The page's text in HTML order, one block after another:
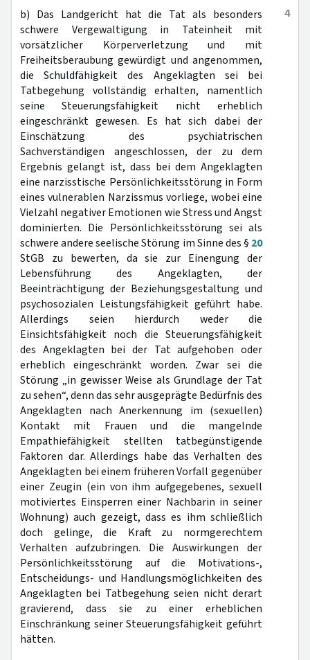
4
b) Das Landgericht hat die Tat als besonders
schwere Vergewaltigung in Tateinheit mit
vorsätzlicher Körperverletzung und mit
Freiheitsberaubung gewürdigt und angenommen,
die Schuldfähigkeit des Angeklagten sei bei
Tatbegehung vollständig erhalten, namentlich
seine Steuerungsfähigkeit nicht erheblich
eingeschränkt gewesen. Es hat sich dabei der
Einschätzung des psychiatrischen
Sachverständigen angeschlossen, der zu dem
Ergebnis gelangt ist, dass bei dem Angeklagten
eine narzisstische Persönlichkeitsstörung in Form
eines vulnerablen Narzissmus vorliege, wobei eine
Vielzahl negativer Emotionen wie Stress und Angst
dominierten. Die Persönlichkeitsstörung sei als
schwere andere seelische Störung im Sinne des § 20
StGB zu bewerten, da sie zur Einengung der
Lebensführung des Angeklagten, der
Beeinträchtigung der Beziehungsgestaltung und
psychosozialen Leistungsfähigkeit geführt habe.
Allerdings seien hierdurch weder die
Einsichtsfähigkeit noch die Steuerungsfähigkeit
des Angeklagten bei der Tat aufgehoben oder
erheblich eingeschränkt worden. Zwar sei die
Störung „in gewisser Weise als Grundlage der Tat
zu sehen“, denn das sehr ausgeprägte Bedürfnis des
Angeklagten nach Anerkennung im (sexuellen)
Kontakt mit Frauen und die mangelnde
Empathiefähigkeit stellten tatbegünstigende
Faktoren dar. Allerdings habe das Verhalten des
Angeklagten bei einem früheren Vorfall gegenüber
einer Zeugin (ein von ihm aufgegebenes, sexuell
motiviertes Einsperren einer Nachbarin in seiner
Wohnung) auch gezeigt, dass es ihm schließlich
doch gelinge, die Kraft zu normgerechtem
Verhalten aufzubringen. Die Auswirkungen der
Persönlichkeitsstörung auf die Motivations-,
Entscheidungs- und Handlungsmöglichkeiten des
Angeklagten bei Tatbegehung seien nicht derart
gravierend, dass sie zu einer erheblichen
Einschränkung seiner Steuerungsfähigkeit geführt
hätten.